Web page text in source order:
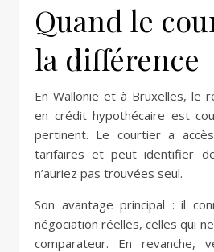
Quand le
la différence
En Wallonie et à Bruxelles, le
en crédit hypothécaire est
pertinent. Le courtier a
tarifaires et peut identifier
n’auriez pas trouvées seul.
Son avantage principal : il
négociation réelles, celles qui
comparateur. En revanche,